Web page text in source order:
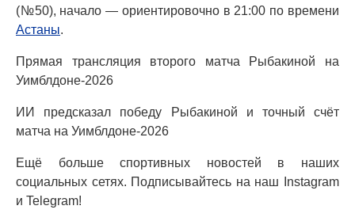
(№50), начало — ориентировочно в 21:00 по времени
Астаны.
Прямая трансляция второго матча Рыбакиной на
Уимблдоне-2026
ИИ предсказал победу Рыбакиной и точный счёт
матча на Уимблдоне-2026
Ещё больше спортивных новостей в наших
социальных сетях. Подписывайтесь на наш Instagram
и Telegram!